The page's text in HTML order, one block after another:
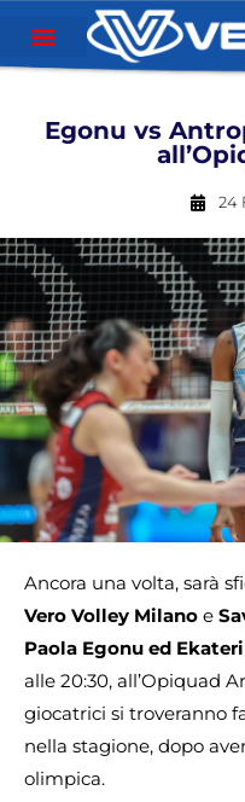
Egonu vs
24
Ancora una volta, sarà
Vero Volley Milano e
Paola Egonu ed
alle 20:30, all’Opiquad
giocatrici si troveranno
nella stagione, dopo
olimpica.